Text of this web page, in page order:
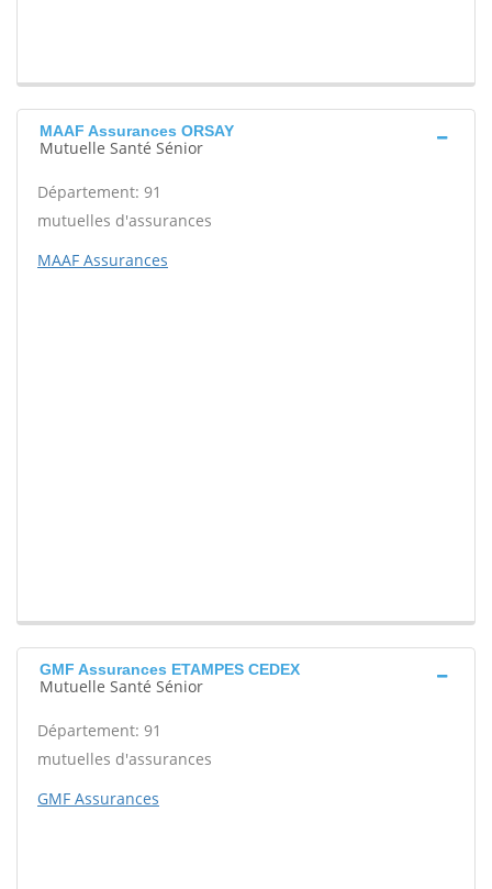
MAAF Assurances ORSAY
Mutuelle Santé Sénior
Département: 91
mutuelles d'assurances
MAAF Assurances
GMF Assurances ETAMPES CEDEX
Mutuelle Santé Sénior
Département: 91
mutuelles d'assurances
GMF Assurances